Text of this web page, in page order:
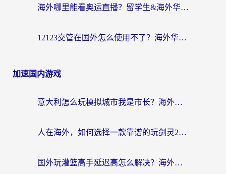
海外哪里能看奥运直播？留学生&海外华人必看的体育赛事观赛终极指南
12123交管在国外怎么使用不了？海外华人必看的无缝访问国内资源指南
加速国内游戏
意大利怎么玩模拟城市我是市长？海外党国服游戏加速终极攻略（附三国3量子特攻解决办法）
人在海外，如何选择一款靠谱的玩剑灵2加速器？
国外玩灌篮高手延迟高怎么解决？海外玩家国服游戏加速终极指南